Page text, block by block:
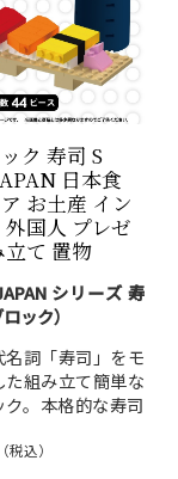
ク 寿司 S
日本食
お土産 イン
国人 プレゼ
立て 置物
シリーズ 寿
ック）
名詞「寿司」をモ
た組み立て簡単な
ク。本格的な寿司
のインテリアと
（税込）